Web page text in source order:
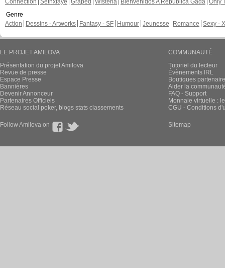
Connection Sethxfaye Graped Wisteria Bienvenidos A República Gada Only
Genre
Action
Dessins - Artworks Fantasy - SF Humour Jeunesse Romance Sexy -
LE PROJET AMILOVA
Présentation du projet Amilova
Revue de presse
Espace Presse
Bannières
Devenir Annonceur
Partenaires Officiels
Réseau social poker, blogs stats classements
COMMUNAUTÉ
Tutoriel du lecteur
Évènements IRL
Boutiques
Aider la
FAQ - Support
Monnaie virtuelle :
CGU - Conditions
Follow Amilova on Sitemap